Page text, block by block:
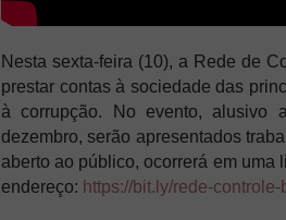
Nesta sexta-feira (10), a Rede de
prestar contas à sociedade das
à corrupção. No evento, alusivo
dezembro, serão apresentados
aberto ao público, ocorrerá em uma
endereço: https://bit.ly/rede-